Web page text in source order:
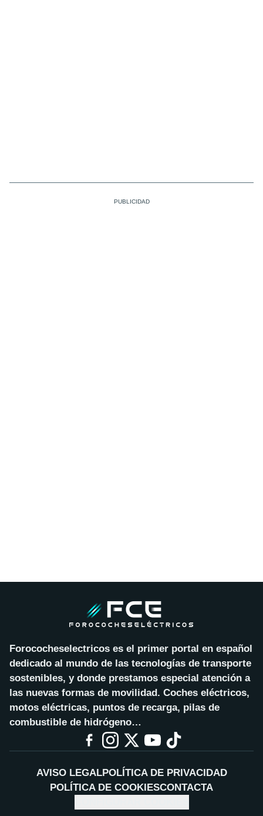
Forococheselectricos es el primer portal en español
dedicado al mundo de las tecnologías de transporte
sostenibles, y donde prestamos especial atención a
las nuevas formas de movilidad. Coches eléctricos,
motos eléctricas, puntos de recarga, pilas de
combustible de hidrógeno…
AVISO LEGALPOLÍTICA DE PRIVACIDAD
POLÍTICA DE COOKIESCONTACTA